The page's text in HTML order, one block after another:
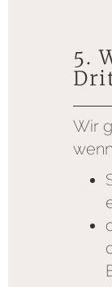
5.
Wir